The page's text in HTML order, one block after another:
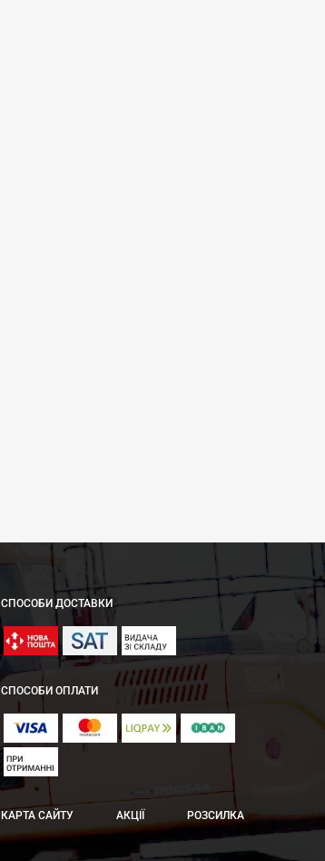
СПОСОБИ ДОСТАВКИ
СПОСОБИ ОПЛАТИ
КАРТА САЙТУ АКЦІЇ РОЗСИЛКА